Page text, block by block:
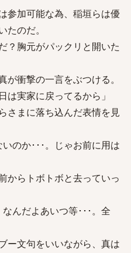
参加可能な為、稲垣らは優
のだ。
？胸元がパックリと開いた
衝撃の一言をぶつける。
は実家に戻ってるから」
さまに落ち込んだ表情を見
いのか･･･。じゃお前に用は
からトボトボと去っていっ
なんだよあいつ等･･･。全
ー文句をいいながら、真は